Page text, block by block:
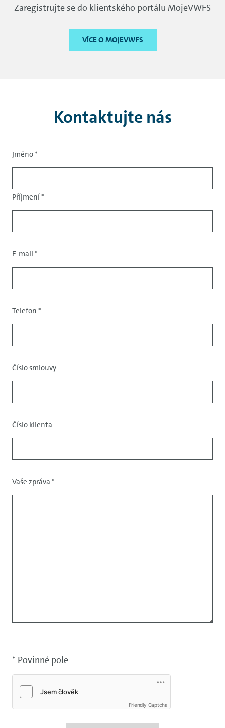
Zaregistrujte se do klientského portálu MojeVWFS
VÍCE O MOJEVWFS
Kontaktujte nás
Salutation
Jméno*
Příjmení*
Contact
data
E-mail *
Telefon *
Data
Číslo smlouvy
Číslo klienta
Vaše zpráva *
* Povinné pole
Friendly Captcha